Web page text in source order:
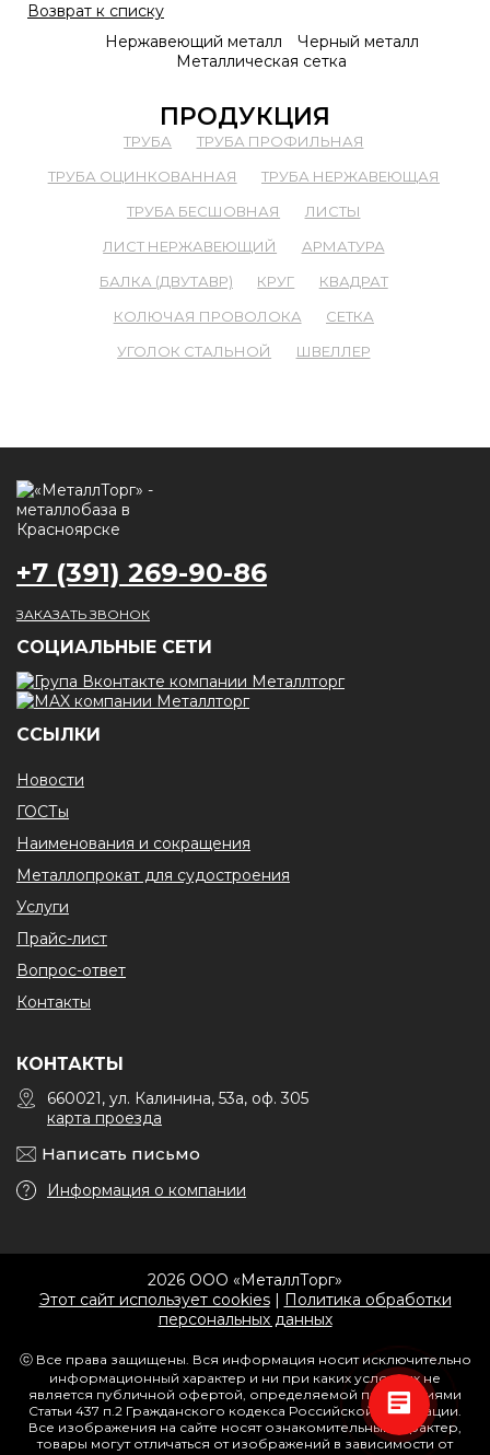
Возврат к списку
Нержавеющий металл
Черный металл
Металлическая сетка
ПРОДУКЦИЯ
ТРУБА
ТРУБА ПРОФИЛЬНАЯ
ТРУБА ОЦИНКОВАННАЯ
ТРУБА НЕРЖАВЕЮЩАЯ
ТРУБА БЕСШОВНАЯ
ЛИСТЫ
ЛИСТ НЕРЖАВЕЮЩИЙ
АРМАТУРА
БАЛКА (ДВУТАВР)
КРУГ
КВАДРАТ
КОЛЮЧАЯ ПРОВОЛОКА
СЕТКА
УГОЛОК СТАЛЬНОЙ
ШВЕЛЛЕР
+7 (391) 269-90-86
ЗАКАЗАТЬ ЗВОНОК
CОЦИАЛЬНЫЕ СЕТИ
ССЫЛКИ
Новости
ГОСТы
Наименования и сокращения
Металлопрокат для судостроения
Услуги
Прайс-лист
Вопрос-ответ
Контакты
КОНТАКТЫ
660021, ул. Калинина, 53а, оф. 305
карта проезда
Написать письмо
Информация о компании
2026 ООО «МеталлТорг»
Этот сайт использует cookies| Политика обработки
персональных данных
ⓒ Все права защищены. Вся информация носит исключительно
информационный характер и ни при каких условиях не
является публичной офертой, определяемой положениями
Статьи 437 п.2 Гражданского кодекса Российской Федерации.
Все изображения на сайте носят ознакомительный характер,
товары могут отличаться от изображений в зависимости от